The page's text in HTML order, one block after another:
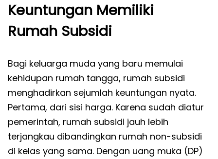
Keuntungan Memiliki
Rumah Subsidi
Bagi keluarga muda yang baru memulai
kehidupan rumah tangga, rumah subsidi
menghadirkan sejumlah keuntungan nyata.
Pertama, dari sisi harga. Karena sudah diatur
pemerintah, rumah subsidi jauh lebih
terjangkau dibandingkan rumah non-subsidi
di kelas yang sama. Dengan uang muka (DP)